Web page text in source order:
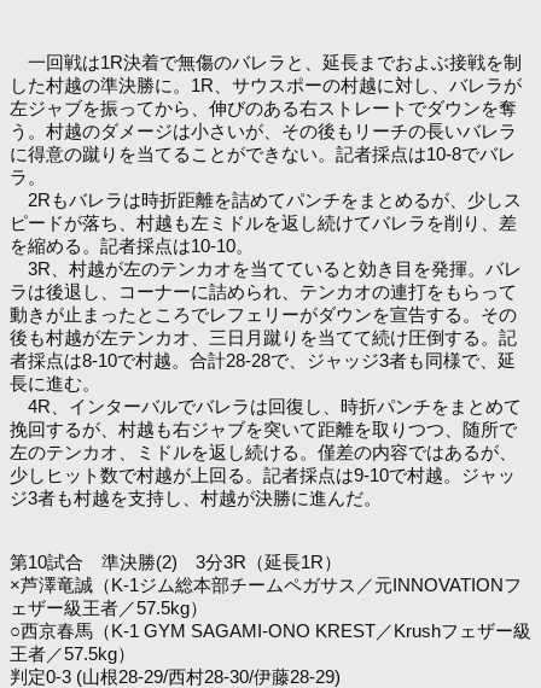
一回戦は1R決着で無傷のバレラと、延長までおよぶ接戦を制
した村越の準決勝に。1R、サウスポーの村越に対し、バレラが
左ジャブを振ってから、伸びのある右ストレートでダウンを奪
う。村越のダメージは小さいが、その後もリーチの長いバレラ
に得意の蹴りを当てることができない。記者採点は10-8でバレ
ラ。
2Rもバレラは時折距離を詰めてパンチをまとめるが、少しス
ピードが落ち、村越も左ミドルを返し続けてバレラを削り、差
を縮める。記者採点は10-10。
3R、村越が左のテンカオを当てていると効き目を発揮。バレ
ラは後退し、コーナーに詰められ、テンカオの連打をもらって
動きが止まったところでレフェリーがダウンを宣告する。その
後も村越が左テンカオ、三日月蹴りを当てて続け圧倒する。記
者採点は8-10で村越。合計28-28で、ジャッジ3者も同様で、延
長に進む。
4R、インターバルでバレラは回復し、時折パンチをまとめて
挽回するが、村越も右ジャブを突いて距離を取りつつ、随所で
左のテンカオ、ミドルを返し続ける。僅差の内容ではあるが、
少しヒット数で村越が上回る。記者採点は9-10で村越。ジャッ
ジ3者も村越を支持し、村越が決勝に進んだ。
第10試合 準決勝(2) 3分3R（延長1R）
×芦澤竜誠（K-1ジム総本部チームペガサス／元INNOVATIONフ
ェザー級王者／57.5kg）
○西京春馬（K-1 GYM SAGAMI-ONO KREST／Krushフェザー級
王者／57.5kg）
判定0-3 (山根28-29/西村28-30/伊藤28-29)